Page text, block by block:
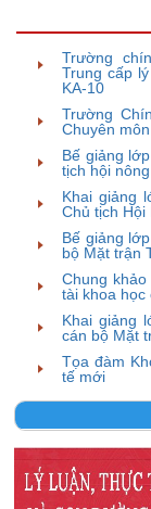
Trường
Trung cấp
KA-10
Trường
Chuyên
Bế giảng
tịch hội
Khai giảng
Chủ tịch
Bế giảng
bộ Mặt trận
Chung
tài khoa học
Khai giảng
cán bộ Mặt
Tọa đàm
tế mới